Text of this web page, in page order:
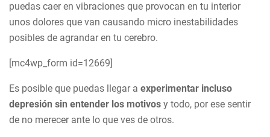
puedas caer en vibraciones que provocan en tu interior
unos dolores que van causando micro inestabilidades
posibles de agrandar en tu cerebro.
[mc4wp_form id=12669]
Es posible que puedas llegar a experimentar incluso
depresión sin entender los motivos y todo, por ese sentir
de no merecer ante lo que ves de otros.